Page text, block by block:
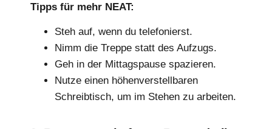
Tipps für mehr NEAT:
Steh auf, wenn du telefonierst.
Nimm die Treppe statt des Aufzugs.
Geh in der Mittagspause spazieren.
Nutze einen höhenverstellbaren
Schreibtisch, um im Stehen zu arbeiten.